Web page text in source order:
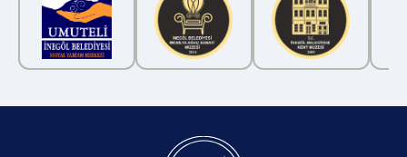
için de söz veren Taban, “Bugün Yeni Mahallede kıymetli
evlatlarımızla beraberiz. Mahalleden Ali kardeşimiz ile arkadaşlar
bir video ile bizlere çağrıda bulundular. Dediler ki bizim top
oynadığımız arazide inşaat yapılıyor. Bizler de burada artık top
Camimizin avlusunda gençlerle buluştuk. Beraberinde Ertuğrulgazi
üzerinde top oynayabiliriz dediler. Biz de inşallah orayı ilk fırsatta